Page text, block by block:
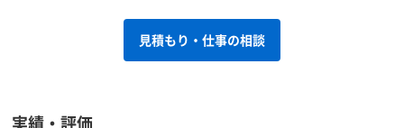
見積もり・仕事の相談